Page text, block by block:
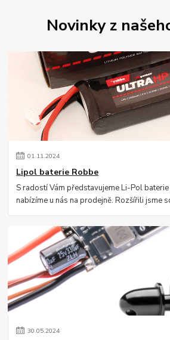
Novinky z
01.11.2024
Lipol baterie Robbe
S radostí Vám představujeme Li-Pol
nabízíme u nás na prodejně. Rozšířili jsme
30.05.2024